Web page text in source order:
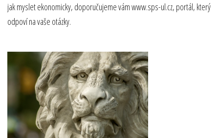
jak myslet ekonomicky, doporučujeme vámwww.sps-ul.cz, portál, který
odpoví na vaše otázky.